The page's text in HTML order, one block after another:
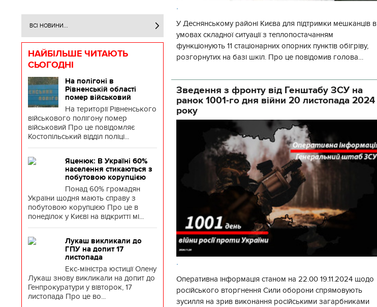
ВСІ НОВИНИ...
НАЙБІЛЬШЕ ЧИТАЮТЬ
СЬОГОДНІ
На полігоні в
Рівненській області
помер військовий
На території Рівненського
військового полігону помер
військовий Про це повідомляє
Костопільський відділ поліці...
Яценюк: В Україні 60%
населення стикаються з
побутовою корупцією
Понад 60% громадян
України щодня мають справу з
побутовою корупцією Про це в
понеділок у Києві на відкритті мі...
Лукаш викликали до
ГПУ на допит 17
листопада
Екс-міністра юстиції Олену
Лукаш знову викликали на допит до
Генпрокуратури у вівторок, 17
листопада Про це во...
.
У Деснянському районі Києва для підтримки мешканців в
умовах складної ситуації з теплопостачанням
функціонують 11 стаціонарних опорних пунктів обігріву,
розгорнутих на базі шкіл. Про це повідомив голова
Зведення з фронту від Генштабу ЗСУ на
ранок 1001-го дня війни 20 листопада 2024
року
.
Оперативна інформація станом на 22.00 19.11.2024 щодо
російського вторгнення Сили оборони спрямовують
зусилля на зрив виконання російськими загарбниками